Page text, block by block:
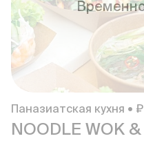
Паназиатская кухня • ₽
NOODLE WOK &